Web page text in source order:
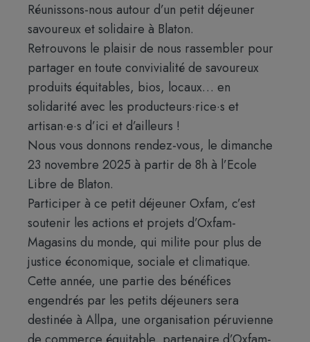
Réunissons-nous autour d’un petit déjeuner
savoureux et solidaire à Blaton.
Retrouvons le plaisir de nous rassembler pour
partager en toute convivialité de savoureux
produits équitables, bios, locaux… en
solidarité avec les producteurs·rice·s et
artisan·e·s d’ici et d’ailleurs !
Nous vous donnons rendez-vous, le dimanche
23 novembre 2025 à partir de 8h à l’Ecole
Libre de Blaton.
Participer à ce petit déjeuner Oxfam, c’est
soutenir les actions et projets d’Oxfam-
Magasins du monde, qui milite pour plus de
justice économique, sociale et climatique.
Cette année, une partie des bénéfices
engendrés par les petits déjeuners sera
destinée à Allpa, une organisation péruvienne